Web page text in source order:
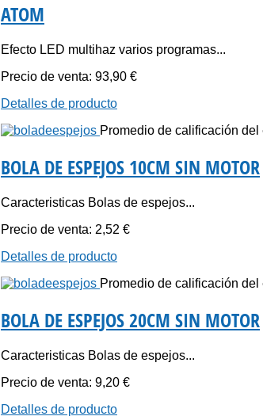
ATOM
Efecto LED multihaz varios programas...
Precio de venta: 93,90 €
Detalles de producto
Promedio de calificación del
BOLA DE ESPEJOS 10CM SIN MOTOR
Caracteristicas Bolas de espejos...
Precio de venta: 2,52 €
Detalles de producto
Promedio de calificación del
BOLA DE ESPEJOS 20CM SIN MOTOR
Caracteristicas Bolas de espejos...
Precio de venta: 9,20 €
Detalles de producto